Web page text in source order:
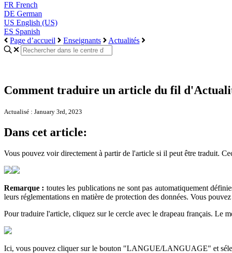
FR French
DE German
US English (US)
ES Spanish
Page d’accueil
Enseignants Actualités
Comment traduire un article du fil
Actualisé : January 3rd, 2023
Dans cet article:
Vous pouvez voir directement à partir de l'article si il peut être traduit.
Remarque : toutes les publications ne sont pas automatiquement
leurs réglementations en matière de protection des données. Vous
Pour traduire l'article, cliquez sur le cercle avec le drapeau français. Le
Ici, vous pouvez cliquer sur le bouton "LANGUE/LANGUAGE" et